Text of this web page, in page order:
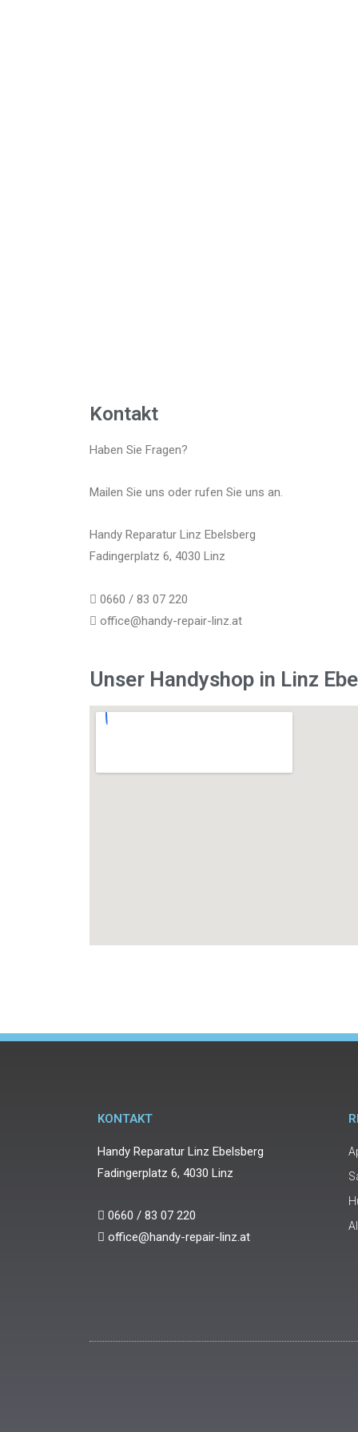
Kontakt
Haben Sie Fragen?
Mailen Sie uns oder rufen Sie uns an.
Handy Reparatur Linz Ebelsberg
Fadingerplatz 6, 4030 Linz
0660 / 83 07 220
office@handy-repair-linz.at
Unser Handyshop in Linz
KONTAKT
Handy Reparatur Linz Ebelsberg
Fadingerplatz 6, 4030 Linz
0660 / 83 07 220
office@handy-repair-linz.at